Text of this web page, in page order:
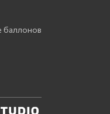
баллонов